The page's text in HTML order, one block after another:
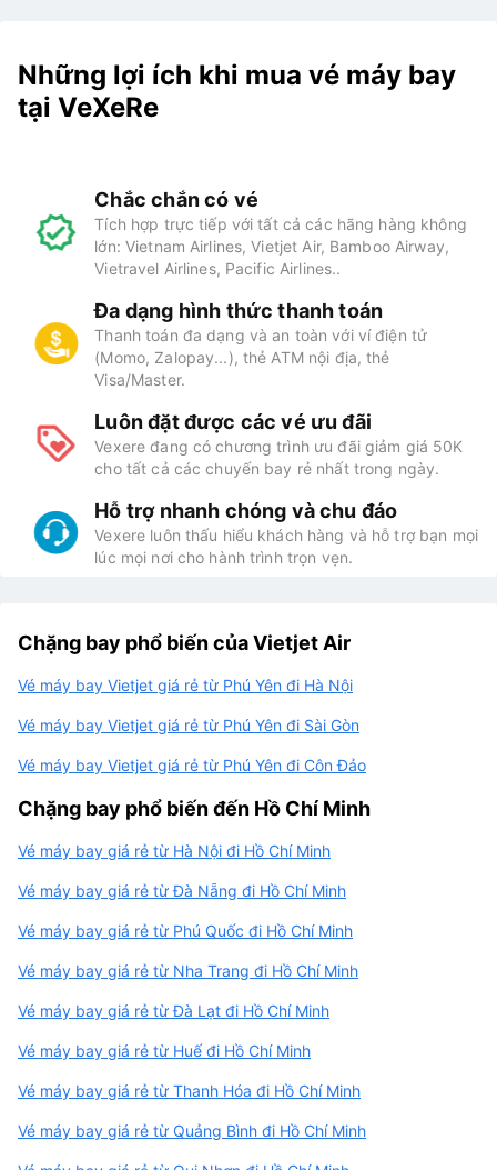
Những lợi ích khi mua vé máy bay
tại VeXeRe
Chắc chắn có vé
Tích hợp trực tiếp với tất cả các hãng hàng không
lớn: Vietnam Airlines, Vietjet Air, Bamboo Airway,
Vietravel Airlines, Pacific Airlines..
Đa dạng hình thức thanh toán
Thanh toán đa dạng và an toàn với ví điện tử
(Momo, Zalopay...), thẻ ATM nội địa, thẻ
Visa/Master.
Luôn đặt được các vé ưu đãi
Vexere đang có chương trình ưu đãi giảm giá 50K
cho tất cả các chuyến bay rẻ nhất trong ngày.
Hỗ trợ nhanh chóng và chu đáo
Vexere luôn thấu hiểu khách hàng và hỗ trợ bạn mọi
lúc mọi nơi cho hành trình trọn vẹn.
Chặng bay phổ biến của Vietjet Air
Vé máy bay Vietjet giá rẻ từ Phú Yên đi Hà Nội
Vé máy bay Vietjet giá rẻ từ Phú Yên đi Sài Gòn
Vé máy bay Vietjet giá rẻ từ Phú Yên đi Côn Đảo
Chặng bay phổ biến đến Hồ Chí Minh
Vé máy bay giá rẻ từ Hà Nội đi Hồ Chí Minh
Vé máy bay giá rẻ từ Đà Nẵng đi Hồ Chí Minh
Vé máy bay giá rẻ từ Phú Quốc đi Hồ Chí Minh
Vé máy bay giá rẻ từ Nha Trang đi Hồ Chí Minh
Vé máy bay giá rẻ từ Đà Lạt đi Hồ Chí Minh
Vé máy bay giá rẻ từ Huế đi Hồ Chí Minh
Vé máy bay giá rẻ từ Thanh Hóa đi Hồ Chí Minh
Vé máy bay giá rẻ từ Quảng Bình đi Hồ Chí Minh